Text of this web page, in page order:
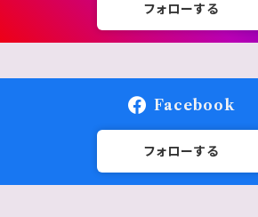
フォローする
Facebook
フォローする